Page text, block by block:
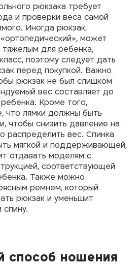
рюкзака требует
и проверки веса самой
Иногда рюкзак,
может
тяжелым для ребенка,
поэтому следует дать
перед покупкой. Важно
рюкзак не был слишком
вес составляет до
Кроме того,
что лямки должны быть
чтобы снизить давление на
распределить вес. Спинка
мягкой и поддерживающей,
отдавать моделям с
соответствующей
Также можно
ремнем, который
рюкзак и уменьшит
спину.
способ ношения